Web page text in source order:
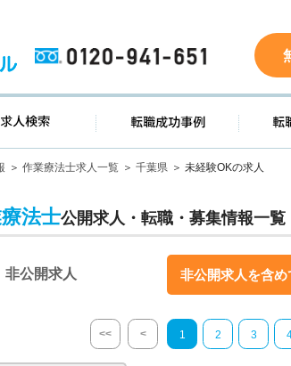
0120-941-651
ド 求人検索 転職成功
作業療法士求人一覧 千葉県 未経験OKの求人
法士公開求人・転職・募集情報一覧
非公開求人 非公開求人を含め
<< < 1 2 3